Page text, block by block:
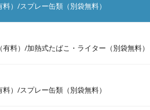
）/スプレー缶類（別袋無料）
料）/加熱式たばこ・ライター（別袋無料）
）/スプレー缶類（別袋無料）